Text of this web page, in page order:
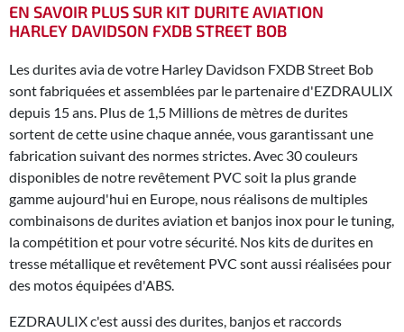
EN SAVOIR PLUS SUR KIT DURITE AVIATION
HARLEY DAVIDSON FXDB STREET BOB
Les durites avia de votre Harley Davidson FXDB Street Bob
sont fabriquées et assemblées par le partenaire d'EZDRAULIX
depuis 15 ans. Plus de 1,5 Millions de mètres de durites
sortent de cette usine chaque année, vous garantissant une
fabrication suivant des normes strictes. Avec 30 couleurs
disponibles de notre revêtement PVC soit la plus grande
gamme aujourd'hui en Europe, nous réalisons de multiples
combinaisons de durites aviation et banjos inox pour le tuning,
la compétition et pour votre sécurité. Nos kits de durites en
tresse métallique et revêtement PVC sont aussi réalisées pour
des motos équipées d'ABS.
EZDRAULIX c'est aussi des durites, banjos et raccords